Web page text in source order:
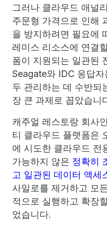
그러나 클라우드 애널
주문형 가격으로 인해
을 방지하려면 필요에
레미스 리소스에 연결
폼이 지원되는 일관된
Seagate와 IDC 응답
두 관리하는 데 수반되
장 큰 과제로 꼽았습니
캐주얼 레스토랑 회사
티 클라우드 플랫폼은
에 시도한 클라우드 전
가능하지 않은 정확히
고 일관된 데이터 액세
사일로를 제거하고 모
적으로 실행하고 확장
었습니다.